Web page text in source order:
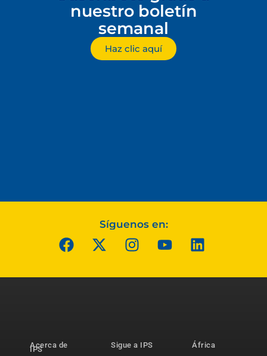
nuestro boletín
semanal
Haz clic aquí
Síguenos en:
Acerca de
IPS
Sigue a IPS
África